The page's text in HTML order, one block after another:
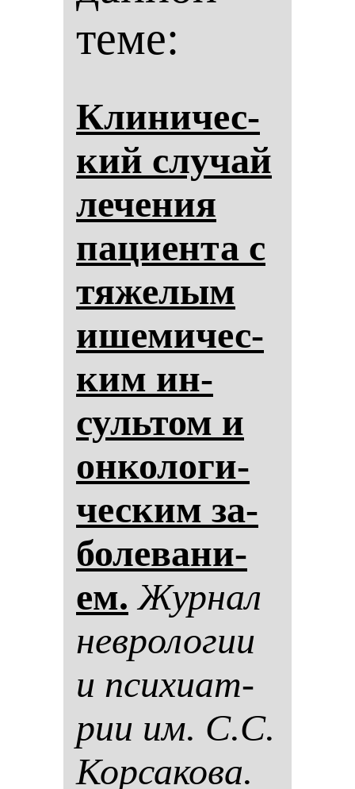
теме:
Кли­ни­чес­
кий слу­чай
ле­че­ния
па­ци­ен­та с
тя­же­лым
ише­ми­чес­
ким ин­
суль­том и
он­ко­ло­ги­
чес­ким за­
бо­ле­ва­ни­
ем. Жур­нал
нев­ро­ло­гии
и пси­хи­ат­
рии им. С.С.
Кор­са­ко­ва.